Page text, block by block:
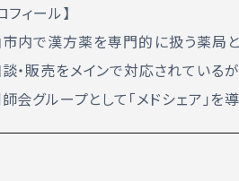
フィール】
内で漢方薬を専門的に扱う薬局
・販売をメインで対応されている
会グループとして「メドシェア」を